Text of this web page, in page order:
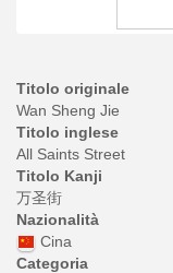
Titolo originale
Wan Sheng Jie
Titolo inglese
All Saints Street
Titolo Kanji
万圣街
Nazionalità
Cina
Categoria